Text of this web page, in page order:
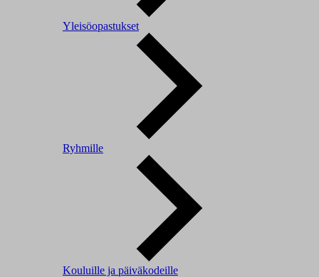
Yleisöopastukset
Ryhmille
Kouluille ja päiväkodeille